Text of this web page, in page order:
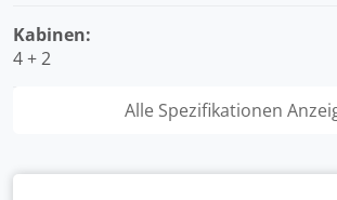
Kabinen:
4 + 2
Alle Spezifikationen